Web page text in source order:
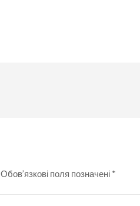
Обов’язкові поля позначені *